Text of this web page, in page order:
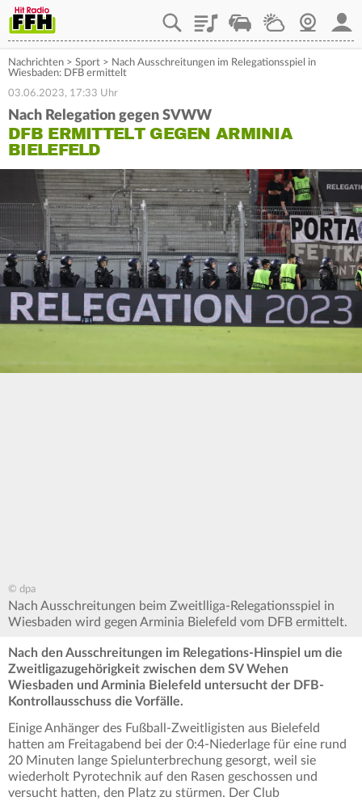
PlaylistStaupilotWetterWebcam
Nachrichten > Sport > Nach Ausschreitungen im Relegationsspiel in
Wiesbaden: DFB ermittelt
03.06.2023, 17:33 Uhr
Nach Relegation gegen SVWW
DFB ERMITTELT GEGEN ARMINIA
BIELEFELD
© dpa
Nach Ausschreitungen beim Zweitlliga-Relegationsspiel in
Wiesbaden wird gegen Arminia Bielefeld vom DFB ermittelt.
Nach den Ausschreitungen im Relegations-Hinspiel um die
Zweitligazugehörigkeit zwischen dem SV Wehen
Wiesbaden und Arminia Bielefeld untersucht der DFB-
Kontrollausschuss die Vorfälle.
Einige Anhänger des Fußball-Zweitligisten aus Bielefeld
hatten am Freitagabend bei der 0:4-Niederlage für eine rund
20 Minuten lange Spielunterbrechung gesorgt, weil sie
wiederholt Pyrotechnik auf den Rasen geschossen und
versucht hatten, den Platz zu stürmen. Der Club